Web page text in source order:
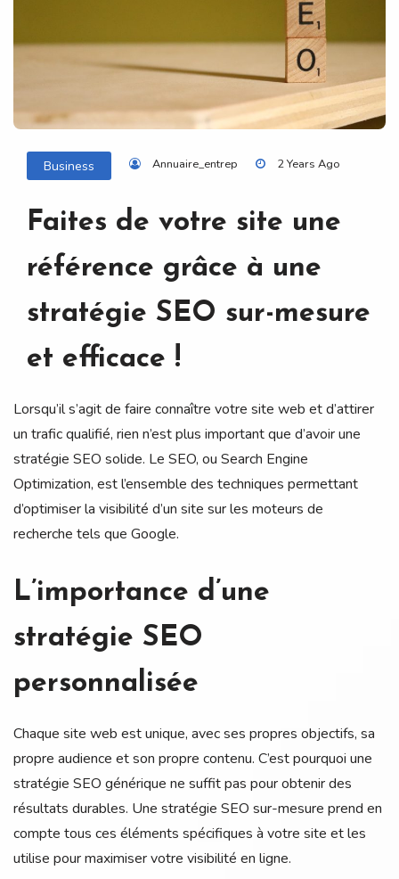
Business Annuaire_entrep 2 Years Ago
Faites de votre site une
référence grâce à une
stratégie SEO sur-mesure
et efficace !
Lorsqu’il s’agit de faire connaître votre site web et d’attirer
un trafic qualifié, rien n’est plus important que d’avoir une
stratégie SEO solide. Le SEO, ou Search Engine
Optimization, est l’ensemble des techniques permettant
d’optimiser la visibilité d’un site sur les moteurs de
recherche tels que Google.
L’importance d’une
stratégie SEO
personnalisée
Chaque site web est unique, avec ses propres objectifs, sa
propre audience et son propre contenu. C’est pourquoi une
stratégie SEO générique ne suffit pas pour obtenir des
résultats durables. Une stratégie SEO sur-mesure prend en
compte tous ces éléments spécifiques à votre site et les
utilise pour maximiser votre visibilité en ligne.